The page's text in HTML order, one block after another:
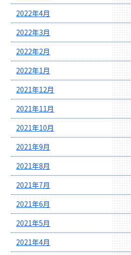
2022年4月
2022年3月
2022年2月
2022年1月
2021年12月
2021年11月
2021年10月
2021年9月
2021年8月
2021年7月
2021年6月
2021年5月
2021年4月